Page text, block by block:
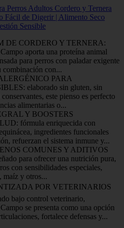
Perros Adultos Cordero y Ternera
Fácil de Digerir | Alimento Seco
Sensible
DE CORDERO Y TERNERA:
aporta una proteína animal
para perros con paladar exigente
combinación con...
PARA
elaborado sin gluten, sin
este pienso es perfecto
alimentarias o...
Y BOOSTERS
fórmula enriquecida con
ingredientes funcionales
refuerzan el sistema inmune y...
COMUNES Y ADITIVOS
para ofrecer una nutrición pura,
con sensibilidades especiales,
maíz y otros...
POR VETERINARIOS
bajo control veterinario,
se presenta como una opción
fortalece defensas y...